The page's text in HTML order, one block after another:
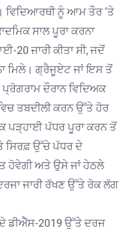
ਨੂੰ ਆਮ ਤੌਰ ‘ਤੇ
ਸਾਲ ਪੂਰਾ ਕਰਨਾ
20 ਜਾਰੀ ਕੀਤਾ ਸੀ, ਜਦੋਂ
ਮਿਲੇ। ਗ੍ਰੈਜੂਏਟ ਜਾਂ ਇਸ ਤੋਂ
ਦੌਰਾਨ ਵਿਦਿਅਕ
ਤਬਦੀਲੀ ਕਰਨ ਉੱਤੇ ਹੋਰ
ਪੜ੍ਹਾਈ ਪੱਧਰ ਪੂਰਾ ਕਰਨ ਤੋਂ
ਸਿਰਫ਼ ਉੱਚੇ ਪੱਧਰ ਦੇ
ਹੋਵੇਗੀ ਅਤੇ ਉਸੇ ਜਾਂ ਹੇਠਲੇ
ਜਾਰੀ ਰੱਖਣ ਉੱਤੇ ਰੋਕ ਲੱਗ
ਡੀਐੱਸ-2019 ਉੱਤੇ ਦਰਜ